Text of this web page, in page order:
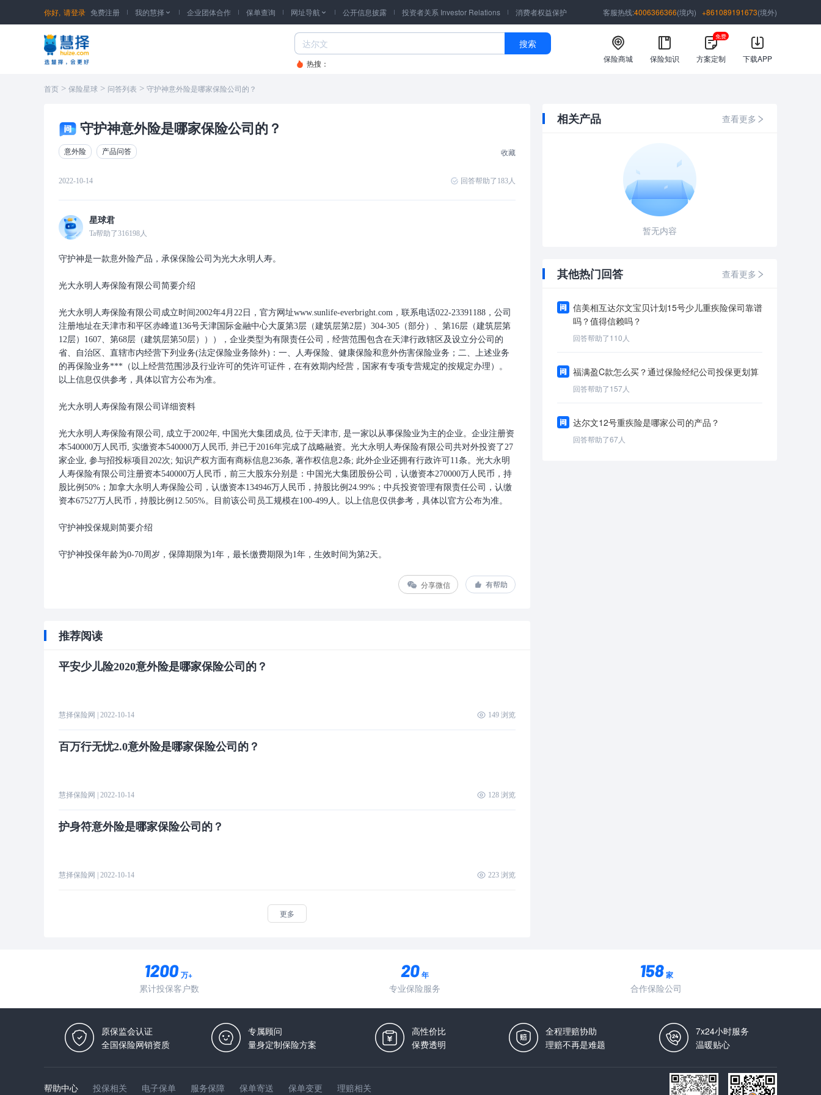
你好, 请登录 免费注册 我的慧择  企业团体合作 保单查询 网址导航  公开信息披露 投资者关系 Investor Relations 消费者权益保护 客服热线:4006366366(境内) +861089191673(境外)
搜索
热搜： 保险商城 保险知识 方案定制
免费
下载APP
首页 > 保险星球 > 问答列表 > 守护神意外险是哪家保险公司的？
守护神意外险是哪家保险公司的？
意外险 产品问答 收藏
2022-10-14 回答帮助了 183人
星球君
Ta帮助了316198人
守护神是一款意外险产品，承保保险公司为光大永明人寿。
光大永明人寿保险有限公司简要介绍
光大永明人寿保险有限公司成立时间2002年4月22日，官方网址www.sunlife-everbright.com，联系电话022-23391188，公司
注册地址在天津市和平区赤峰道136号天津国际金融中心大厦第3层（建筑层第2层）304-305（部分）、第16层（建筑层第
12层）1607、第68层（建筑层第50层））），企业类型为有限责任公司，经营范围包含在天津行政辖区及设立分公司的
省、自治区、直辖市内经营下列业务(法定保险业务除外)：一、人寿保险、健康保险和意外伤害保险业务；二、上述业务
的再保险业务***（以上经营范围涉及行业许可的凭许可证件，在有效期内经营，国家有专项专营规定的按规定办理）。
以上信息仅供参考，具体以官方公布为准。
光大永明人寿保险有限公司详细资料
光大永明人寿保险有限公司, 成立于2002年, 中国光大集团成员, 位于天津市, 是一家以从事保险业为主的企业。企业注册资
本540000万人民币, 实缴资本540000万人民币, 并已于2016年完成了战略融资。光大永明人寿保险有限公司共对外投资了27
家企业, 参与招投标项目202次; 知识产权方面有商标信息236条, 著作权信息2条; 此外企业还拥有行政许可11条。光大永明
人寿保险有限公司注册资本540000万人民币，前三大股东分别是：中国光大集团股份公司，认缴资本270000万人民币，持
股比例50%；加拿大永明人寿保险公司，认缴资本134946万人民币，持股比例24.99%；中兵投资管理有限责任公司，认缴
资本67527万人民币，持股比例12.505%。目前该公司员工规模在100-499人。以上信息仅供参考，具体以官方公布为准。
守护神投保规则简要介绍
守护神投保年龄为0-70周岁，保障期限为1年，最长缴费期限为1年，生效时间为第2天。
分享微信 有帮助
推荐阅读
平安少儿险2020意外险是哪家保险公司的？
慧择保险网 | 2022-10-14 149 浏览
百万行无忧2.0意外险是哪家保险公司的？
慧择保险网 | 2022-10-14 128 浏览
护身符意外险是哪家保险公司的？
慧择保险网 | 2022-10-14 223 浏览
更多
相关产品 查看更多
暂无内容
其他热门回答 查看更多
信美相互达尔文宝贝计划15号少儿重疾险保司靠谱
吗？值得信赖吗？
回答帮助了110 人
福满盈C款怎么买？通过保险经纪公司投保更划算
回答帮助了157人
达尔文12号重疾险是哪家公司的产品？
回答帮助了67人
万+
累计投保客户数
年
专业保险服务
家
合作保险公司
原保监会认证
全国保险网销资质
专属顾问
量身定制保险方案
高性价比
保费透明
全程理赔协助
理赔不再是难题
7x24小时服务
温暖贴心
帮助中心 投保相关 电子保单 服务保障 保单寄送 保单变更 理赔相关